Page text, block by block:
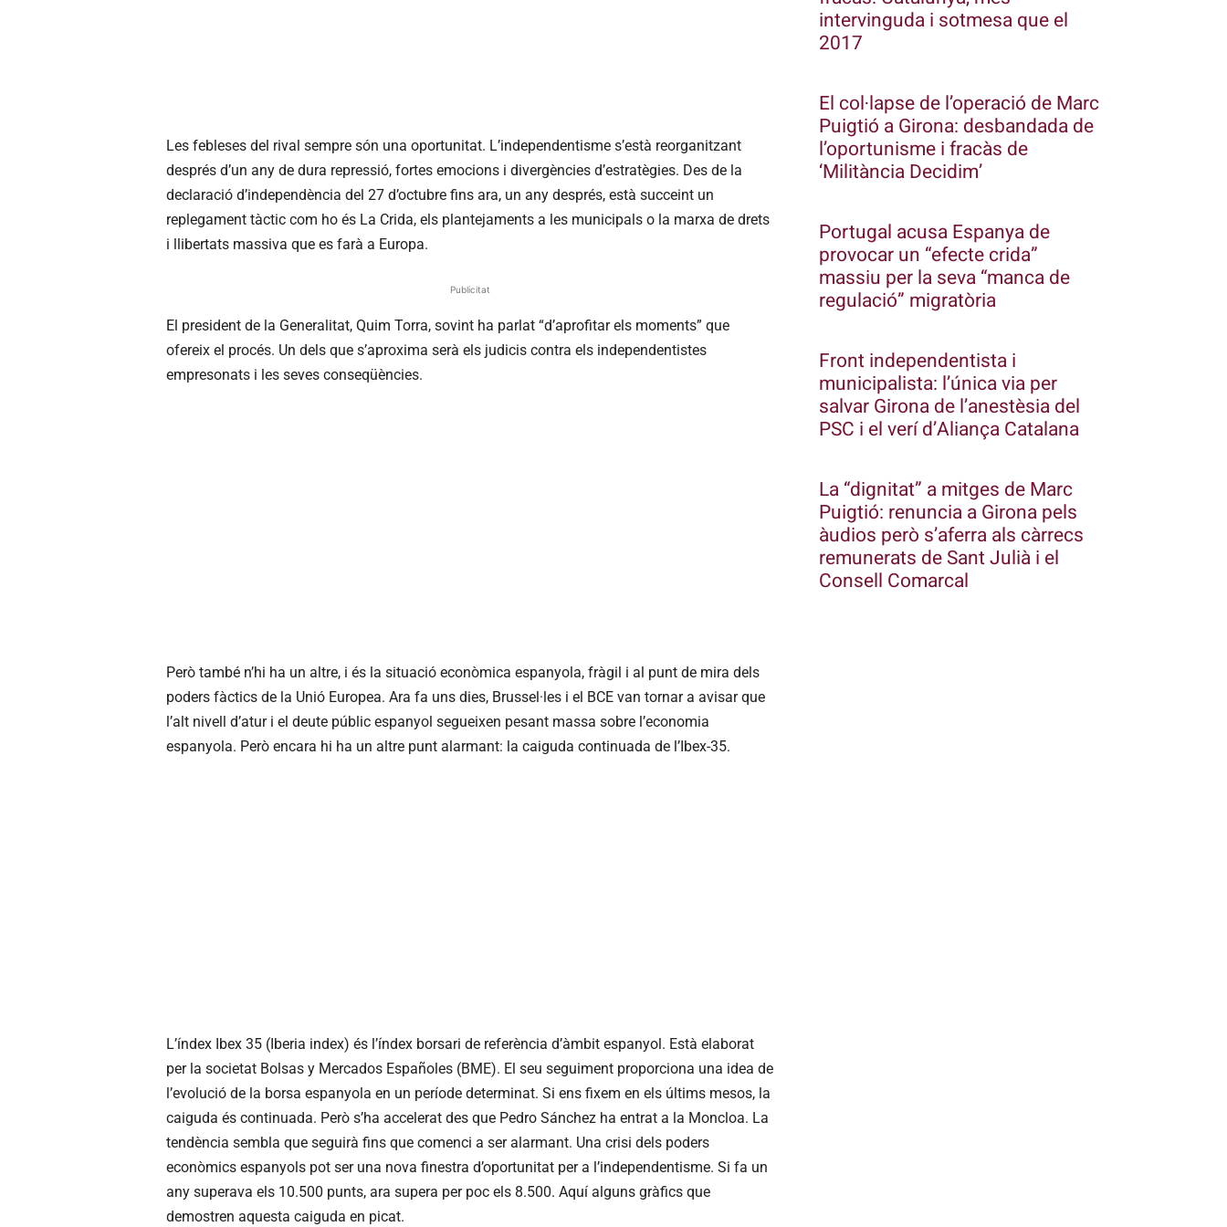
Les febleses del rival sempre són una oportunitat. L’independentisme s’està reorganitzant
després d’un any de dura repressió, fortes emocions i divergències d’estratègies. Des de la
declaració d’independència del 27 d’octubre fins ara, un any després, està succeint un
replegament tàctic com ho és La Crida, els plantejaments a les municipals o la marxa de drets
i llibertats massiva que es farà a Europa.
Publicitat
El president de la Generalitat, Quim Torra, sovint ha parlat “d’aprofitar els moments” que
ofereix el procés. Un dels que s’aproxima serà els judicis contra els independentistes
empresonats i les seves conseqüències.
Però també n’hi ha un altre, i és la situació econòmica espanyola, fràgil i al punt de mira dels
poders fàctics de la Unió Europea. Ara fa uns dies, Brussel·les i el BCE van tornar a avisar que
l’alt nivell d’atur i el deute públic espanyol segueixen pesant massa sobre l’economia
espanyola. Però encara hi ha un altre punt alarmant: la caiguda continuada de l’Ibex-35.
L’índex Ibex 35 (Iberia index) és l’índex borsari de referència d’àmbit espanyol. Està elaborat
per la societat Bolsas y Mercados Españoles (BME). El seu seguiment proporciona una idea de
l’evolució de la borsa espanyola en un període determinat. Si ens fixem en els últims mesos, la
caiguda és continuada. Però s’ha accelerat des que Pedro Sánchez ha entrat a la Moncloa. La
tendència sembla que seguirà fins que comenci a ser alarmant. Una crisi dels poders
econòmics espanyols pot ser una nova finestra d’oportunitat per a l’independentisme. Si fa un
any superava els 10.500 punts, ara supera per poc els 8.500. Aquí alguns gràfics que
demostren aquesta caiguda en picat.
intervinguda i sotmesa que el
2017
El col·lapse de l’operació de Marc
Puigtió a Girona: desbandada de
l’oportunisme i fracàs de
‘Militància Decidim’
Portugal acusa Espanya de
provocar un “efecte crida”
massiu per la seva “manca de
regulació” migratòria
Front independentista i
municipalista: l’única via per
salvar Girona de l’anestèsia del
PSC i el verí d’Aliança Catalana
La “dignitat” a mitges de Marc
Puigtió: renuncia a Girona pels
àudios però s’aferra als càrrecs
remunerats de Sant Julià i el
Consell Comarcal